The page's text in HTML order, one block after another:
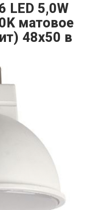
LED 5,0W
матовое
48x50 в